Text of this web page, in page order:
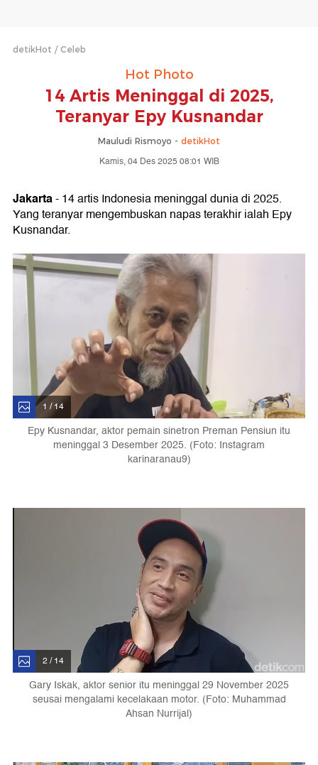
detikHot Celeb
Hot Photo
14 Artis Meninggal di 2025,
Teranyar Epy Kusnandar
Mauludi Rismoyo - detikHot
Kamis, 04 Des 2025 08:01 WIB
Jakarta- 14 artis Indonesia meninggal dunia di 2025.
Yang teranyar mengembuskan napas terakhir ialah Epy
Kusnandar.
1 / 14
Epy Kusnandar, aktor pemain sinetron Preman Pensiun itu
meninggal 3 Desember 2025. (Foto: Instagram
karinaranau9)
2 / 14
Gary Iskak, aktor senior itu meninggal 29 November 2025
seusai mengalami kecelakaan motor. (Foto: Muhammad
Ahsan Nurrijal)